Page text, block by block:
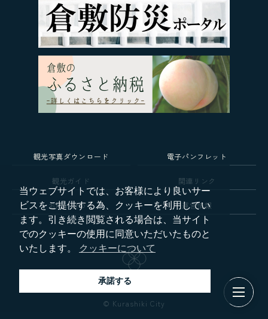
観光写真ダウンロード 電子パンフレット
観光ガイド 関連リンク
お問い合わせ 運営情報
© Kurashiki City
当ウェブサイトでは、お客様により良いサー
ビスをご提供する為、クッキーを利用してい
ます。引き続き閲覧される場合は、当サイト
でのクッキーの使用に同意いただいたものと
いたします。
クッキーについて
承諾する